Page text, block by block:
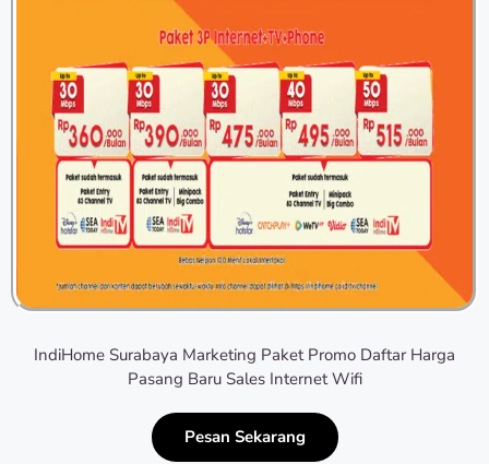
IndiHome Surabaya Marketing Paket Promo Daftar Harga
Pasang Baru Sales Internet Wifi
Pesan Sekarang